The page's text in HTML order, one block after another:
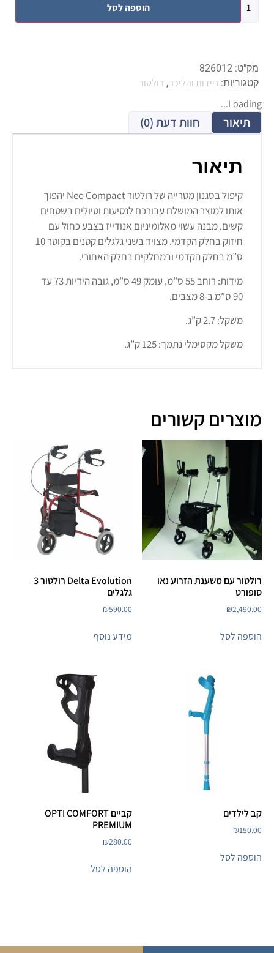
הוספה לסל
מק"ט: 826012
קטגוריות: ניידות והליכה, רולטור
Loading...
תיאור חוות דעת (0)
תיאור
קיפול בסגנון מטרייה של רולטור Neo Compact יהפוך
אותו למוצר המושלם עבורכם לנסיעות וטיולים בשטחים
קשים. מבנה עשוי מאלומיניום אנודייז בצבע כחול עם
חיזוק בחלק הקדמי. מצויד בשני גלגלים קטנים בקוטר 10
ס”מ בחלק הקדמי ובמחלקים בחלק האחורי.
מידות: רוחב 55 ס”מ, עומק 49 ס”מ, גובה הידיות 73 עד
90 ס”מ ב-8 מצבים.
משקל: 2.7 ק”ג.
משקל מקסימלי נתמך: 125 ק”ג.
מוצרים קשורים
רולטור עם משענת הזרוע נאו
סופורט
₪2,490.00
הוספה לסל
Delta Evolution רולטור 3
גלגלים
₪590.00
מידע נוסף
קב לילדים
₪150.00
הוספה לסל
קביים OPTI COMFORT
PREMIUM
₪280.00
הוספה לסל